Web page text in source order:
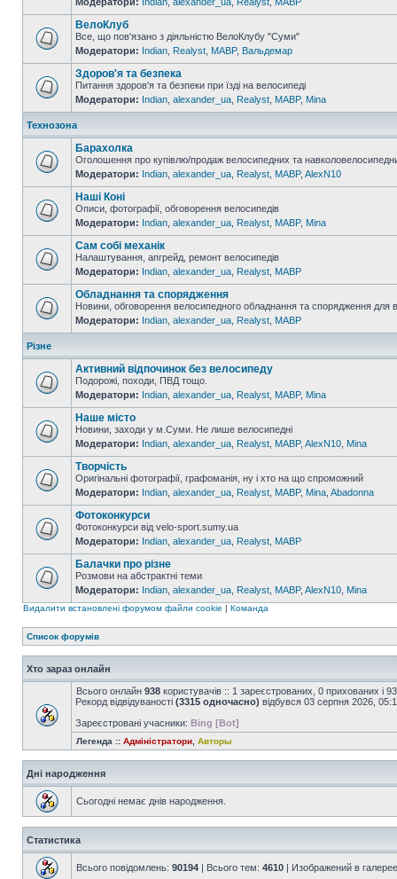
ВелоКлуб
Все, що пов'язано з діяльністю ВелоКлубу "Суми"
Модератори: Indian Realyst MABP, Вальдемар
Здоров'я та безпека
Питання здоров'я та безпеки при їзді на велосипеді
Модератори: Indian alexander_ua Realyst MABP, Mina
Технозона
Барахолка
Оголошення про купівлю/продаж велосипедних та
Модератори: Indian alexander_ua Realyst MABP, AlexN10
Наші Коні
Описи, фотографії, обговорення велосипедів
Модератори: Indian alexander_ua Realyst MABP, Mina
Сам собі механік
Налаштування, апгрейд, ремонт велосипедів
Модератори: Indian alexander_ua Realyst MABP
Обладнання та спорядження
Новини, обговорення велосипедного обладнання та спорядження для
Модератори: Indian alexander_ua Realyst MABP
Різне
Активний відпочинок без велосипеду
Подорожі, походи, ПВД тощо.
Модератори: Indian alexander_ua Realyst MABP, Mina
Наше місто
Новини, заходи у м.Суми. Не лише велосипедні
Модератори: Indian alexander_ua Realyst MABP, AlexN10 Mina
Творчість
Оригінальні фотографії, графоманія, ну і хто на що спроможний
Модератори: Indian alexander_ua Realyst MABP, Mina Abadonna
Фотоконкурси
Фотоконкурси від velo-sport.sumy.ua
Модератори: Indian alexander_ua Realyst MABP
Балачки про різне
Розмови на абстрактні теми
Модератори: Indian alexander_ua Realyst MABP, AlexN10 Mina
Видалити встановлені форумом файли cookie | Команда
Список форумів
Хто зараз онлайн
Всього онлайн 938 користувачів :: 1 зареєстрованих, 0 прихованих і
Рекорд відвідуваності (3315 одночасно) відбувся 03 серпня 2026,
Зареєстровані учасники: Bing [Bot]
Легенда :: Адміністратори Авторы
Дні народження
Сьогодні немає днів народження.
Статистика
Всього повідомлень: 90194 | Всього тем: 4610 | Изображений в